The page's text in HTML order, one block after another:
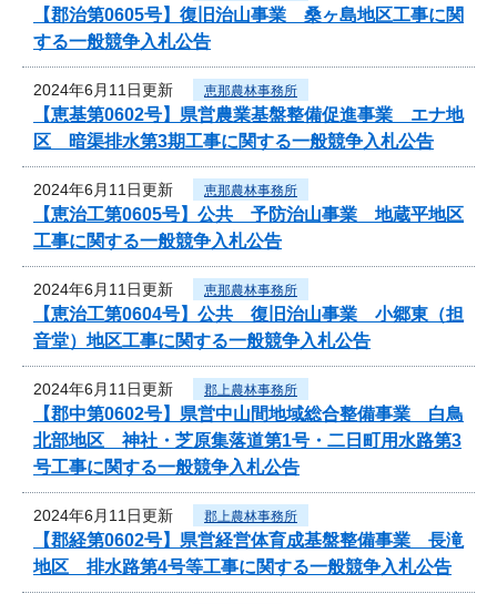
【郡治第0605号】復旧治山事業 桑ヶ島地区工事に関
する一般競争入札公告
2024年6月11日更新 恵那農林事務所
【恵基第0602号】県営農業基盤整備促進事業 エナ地
区 暗渠排水第3期工事に関する一般競争入札公告
2024年6月11日更新 恵那農林事務所
【恵治工第0605号】公共 予防治山事業 地蔵平地区
工事に関する一般競争入札公告
2024年6月11日更新 恵那農林事務所
【恵治工第0604号】公共 復旧治山事業 小郷東（担
音堂）地区工事に関する一般競争入札公告
2024年6月11日更新 郡上農林事務所
【郡中第0602号】県営中山間地域総合整備事業 白鳥
北部地区 神社・芝原集落道第1号・二日町用水路第3
号工事に関する一般競争入札公告
2024年6月11日更新 郡上農林事務所
【郡経第0602号】県営経営体育成基盤整備事業 長滝
地区 排水路第4号等工事に関する一般競争入札公告